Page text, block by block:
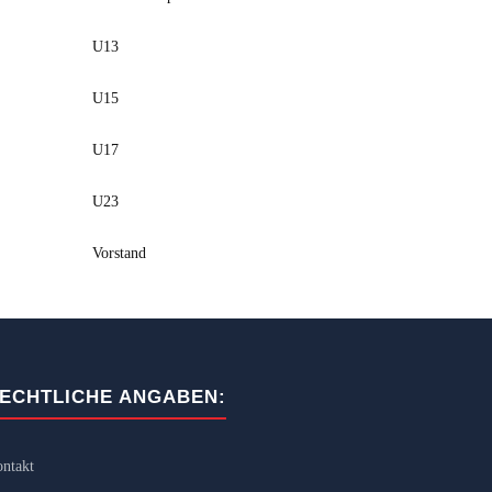
U13
U15
U17
U23
Vorstand
ANGABEN: